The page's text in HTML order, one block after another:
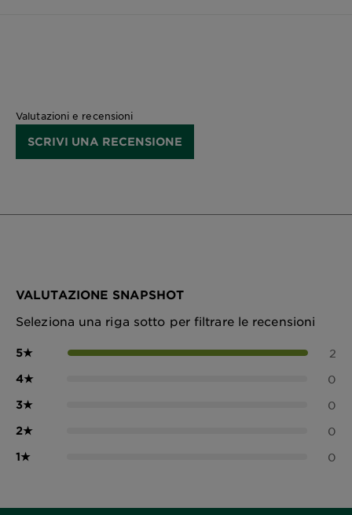
Valutazioni e recensioni
SCRIVI UNA RECENSIONE
VALUTAZIONE SNAPSHOT
Seleziona una riga sotto per filtrare le recensioni
5★ 2
4★ 0
3★ 0
2★ 0
1★ 0